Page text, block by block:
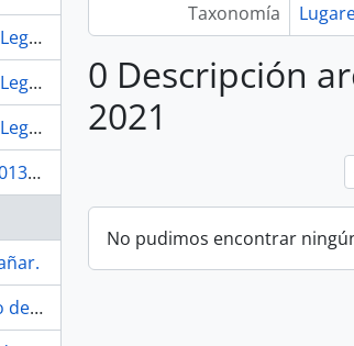
• Integración de Comisiones Legislativas Permanentes
• Integración de Comisiones Legislativas Permanentes
• Integración de Comisiones Legislativas Permanentes
• Resoluciones Legislativas 2013-2017
10 Años Fondo de Desarrollo de las Nacionalidades Indígenas del Ecuador "FODEPI".
Taxonomía
0 Descripción
2021
No pudimos encontrar